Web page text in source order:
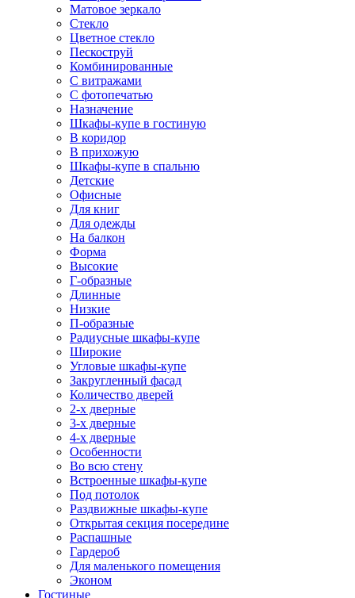
Матовое зеркало
Стекло
Цветное стекло
Пескоструй
Комбинированные
С витражами
С фотопечатью
Назначение
Шкафы-купе в гостиную
В коридор
В прихожую
Шкафы-купе в спальню
Детские
Офисные
Для книг
Для одежды
На балкон
Форма
Высокие
Г-образные
Длинные
Низкие
П-образные
Радиусные шкафы-купе
Широкие
Угловые шкафы-купе
Закругленный фасад
Количество дверей
2-х дверные
3-х дверные
4-х дверные
Особенности
Во всю стену
Встроенные шкафы-купе
Под потолок
Раздвижные шкафы-купе
Открытая секция посередине
Распашные
Гардероб
Для маленького помещения
Эконом
Гостиные